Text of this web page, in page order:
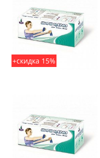
+скидка 15%